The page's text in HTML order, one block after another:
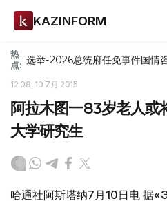
KAZINFORM
热
点: 选举-2026总统府任免事件国情
12:08, 10 7月 2015
阿拉木图一83岁老人或
大学研究生
哈通社阿斯塔纳7月10日电 据